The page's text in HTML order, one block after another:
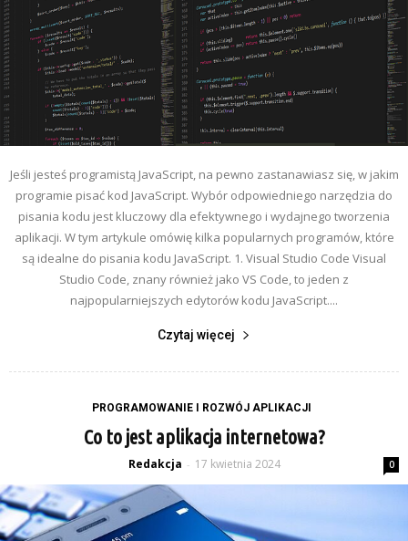
Jeśli jesteś programistą JavaScript, na pewno zastanawiasz się, w jakim
programie pisać kod JavaScript. Wybór odpowiedniego narzędzia do
pisania kodu jest kluczowy dla efektywnego i wydajnego tworzenia
aplikacji. W tym artykule omówię kilka popularnych programów, które
są idealne do pisania kodu JavaScript. 1. Visual Studio Code Visual
Studio Code, znany również jako VS Code, to jeden z
najpopularniejszych edytorów kodu JavaScript....
Czytaj więcej
PROGRAMOWANIE I ROZWÓJ APLIKACJI
Co to jest aplikacja internetowa?
Redakcja - 17 kwietnia 2024 0